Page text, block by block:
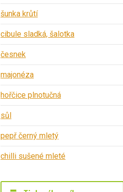
šunka krůtí
cibule sladká, šalotka
česnek
majonéza
hořčice plnotučná
sůl
pepř černý mletý
chilli sušené mleté